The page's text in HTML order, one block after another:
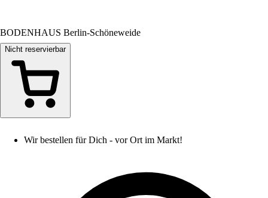
BODENHAUS Berlin-Schöneweide
Nicht reservierbar
Wir bestellen für Dich - vor Ort im Markt!